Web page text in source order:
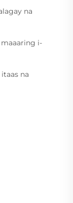
na
i-
na